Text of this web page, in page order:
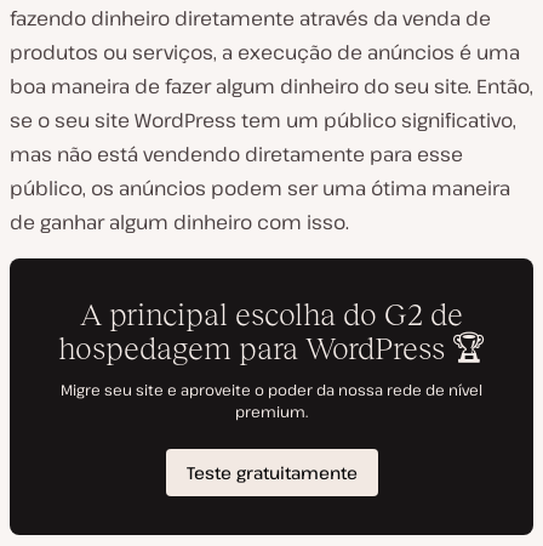
fazendo dinheiro diretamente através da venda de
produtos ou serviços, a execução de anúncios é uma
boa maneira de fazer algum dinheiro do seu site. Então,
se o seu site WordPress tem um público significativo,
mas não está vendendo diretamente para esse
público, os anúncios podem ser uma ótima maneira
de ganhar algum dinheiro com isso.